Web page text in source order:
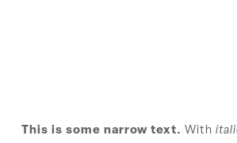
This is some narrow text. With